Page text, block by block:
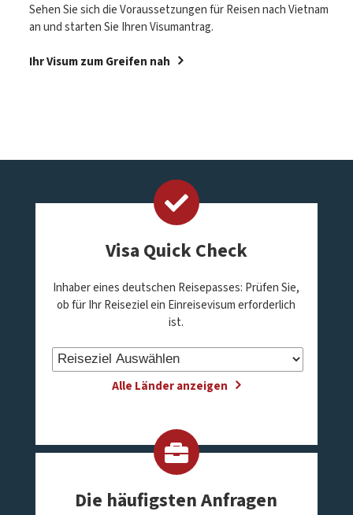
Sehen Sie sich die Voraussetzungen für Reisen nach Vietnam
an und starten Sie Ihren Visumantrag.
Ihr Visum zum Greifen nah
Visa Quick Check
Inhaber eines deutschen Reisepasses: Prüfen Sie,
ob für Ihr Reiseziel ein Einreisevisum erforderlich
ist.
Alle Länder anzeigen
Die häufigsten Anfragen